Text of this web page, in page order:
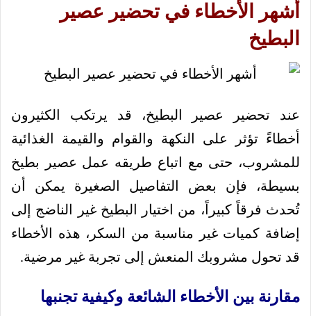
أشهر الأخطاء في تحضير عصير
البطيخ
عند تحضير عصير البطيخ، قد يرتكب الكثيرون
أخطاءً تؤثر على النكهة والقوام والقيمة الغذائية
للمشروب، حتى مع اتباع طريقه عمل عصير بطيخ
بسيطة، فإن بعض التفاصيل الصغيرة يمكن أن
تُحدث فرقاً كبيراً، من اختيار البطيخ غير الناضج إلى
إضافة كميات غير مناسبة من السكر، هذه الأخطاء
قد تحول مشروبك المنعش إلى تجربة غير مرضية.
مقارنة بين الأخطاء الشائعة وكيفية تجنبها